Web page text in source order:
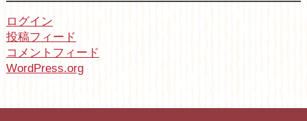
ログイン
投稿フィード
コメントフィード
WordPress.org